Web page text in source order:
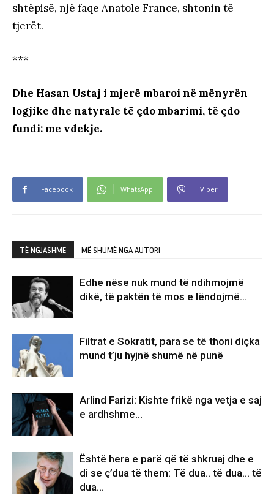
shtëpisë, një faqe Anatole France, shtonin të
tjerët.
***
Dhe Hasan Ustaj i mjerë mbaroi në mënyrën
logjike dhe natyrale të çdo mbarimi, të çdo
fundi: me vdekje.
Facebook WhatsApp Viber
TË NGJASHME MË SHUMË NGA AUTORI
Edhe nëse nuk mund të ndihmojmë
dikë, të paktën të mos e lëndojmë…
Filtrat e Sokratit, para se të thoni diçka
mund t’ju hyjnë shumë në punë
Arlind Farizi: Kishte frikë nga vetja e saj
e ardhshme…
Është hera e parë që të shkruaj dhe e
di se ç’dua të them: Të dua.. të dua… të
dua…